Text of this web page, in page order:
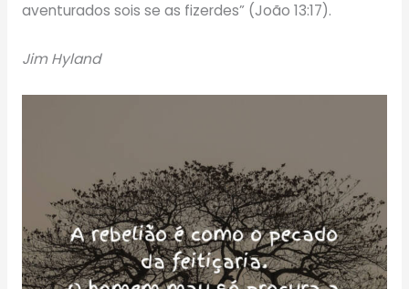
aventurados sois se as fizerdes” (João 13:17).
Jim Hyland